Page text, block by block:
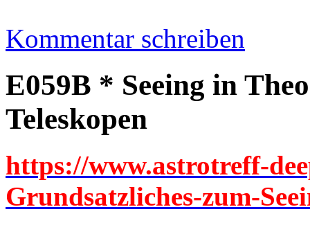
Kommentar schreiben
E059B * Seeing in
Teleskopen
https://www.astrotreff-
Grundsatzliches-zum-